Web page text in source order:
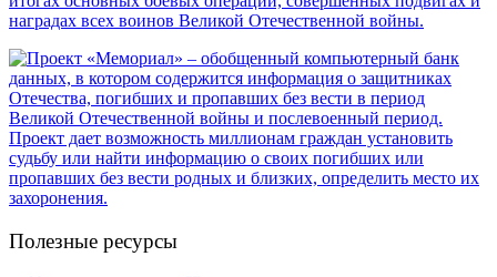
Полезные ресурсы